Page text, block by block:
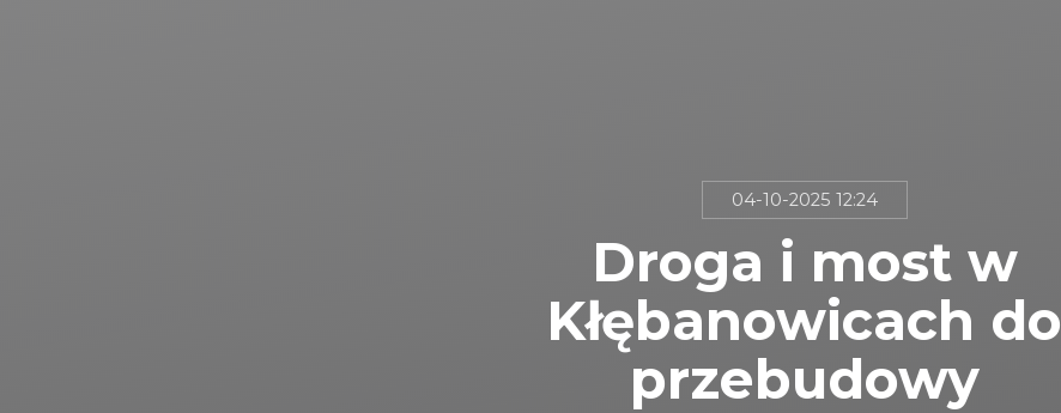
04-10-2025 12:24
Droga i most w
Kłębanowicach do
przebudowy